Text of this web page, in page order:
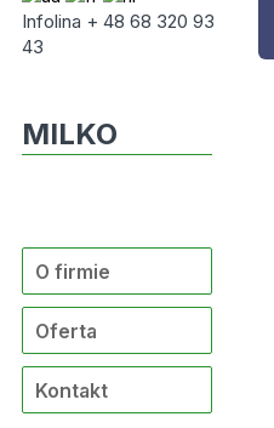
Infolina + 48 68 320 93
43
MILKO
O firmie
Oferta
Kontakt